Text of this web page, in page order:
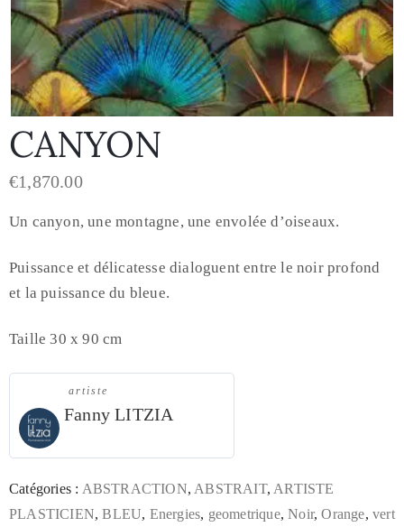
CANYON
€1,870.00
Un canyon, une montagne, une envolée d’oiseaux.
Puissance et délicatesse dialoguent entre le noir profond
et la puissance du bleue.
Taille 30 x 90 cm
artiste
Fanny LITZIA
Catégories : ABSTRACTION, ABSTRAIT, ARTISTE
PLASTICIEN,BLEU, Energies, geometrique,Noir,Orange,vert